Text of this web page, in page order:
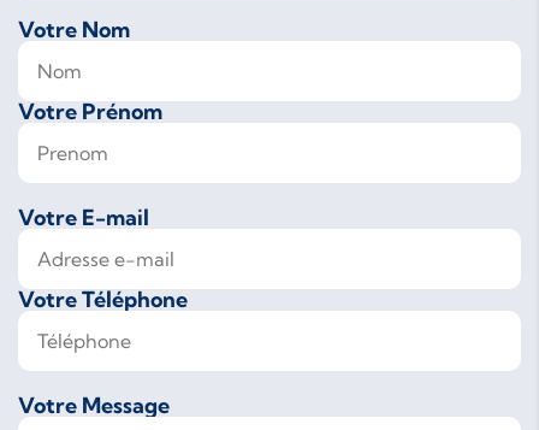
Votre Nom
Votre Prénom
Votre E-mail
Votre Téléphone
Votre Message